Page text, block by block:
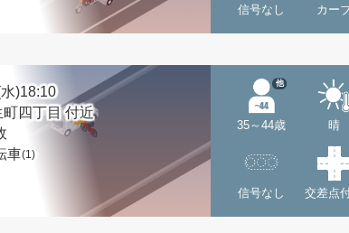
信号なし カー
)18:10
四丁目 付近
車(1)
35～44歳
他
晴
信号なし 交差点